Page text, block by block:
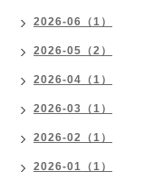
2026-06（1）
2026-05（2）
2026-04（1）
2026-03（1）
2026-02（1）
2026-01（1）